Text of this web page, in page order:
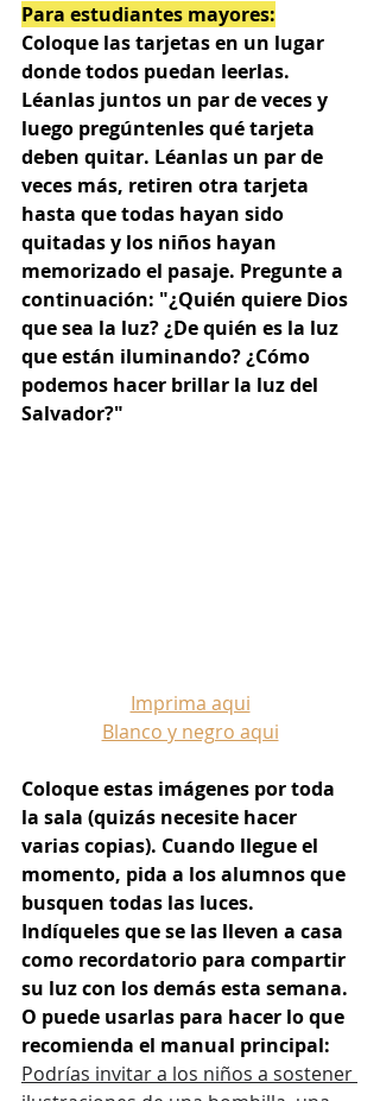
Para estudiantes mayores:
Coloque las tarjetas en un lugar
donde todos puedan leerlas.
Léanlas juntos un par de veces y
luego pregúntenles qué tarjeta
deben quitar. Léanlas un par de
veces más, retiren otra tarjeta
hasta que todas hayan sido
quitadas y los niños hayan
memorizado el pasaje. Pregunte a
continuación: "¿Quién quiere Dios
que sea la luz? ¿De quién es la luz
que están iluminando? ¿Cómo
podemos hacer brillar la luz del
Salvador?"
Imprima aqui
Blanco y negro aqui
Coloque estas imágenes por toda
la sala (quizás necesite hacer
varias copias). Cuando llegue el
momento, pida a los alumnos que
busquen todas las luces.
Indíqueles que se las lleven a casa
como recordatorio para compartir
su luz con los demás esta semana.
O puede usarlas para hacer lo que
recomienda el manual principal:
Podrías invitar a los niños a sostener